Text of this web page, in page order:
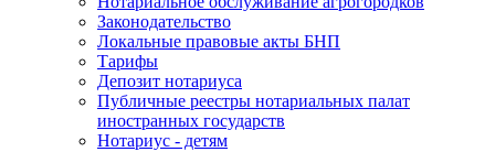
Законодательство
Локальные правовые акты БНП
Тарифы
Депозит нотариуса
Публичные реестры нотариальных палат
иностранных государств
Нотариус - детям